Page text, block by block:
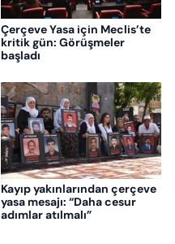
Çerçeve Yasa için Meclis’te
kritik gün: Görüşmeler
başladı
Kayıp yakınlarından çerçeve
yasa mesajı: “Daha cesur
adımlar atılmalı”